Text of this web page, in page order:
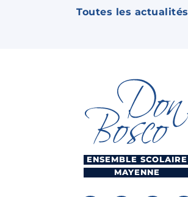
Toutes les actualités
ENSEMBLE SCOLAIRE
MAYENNE